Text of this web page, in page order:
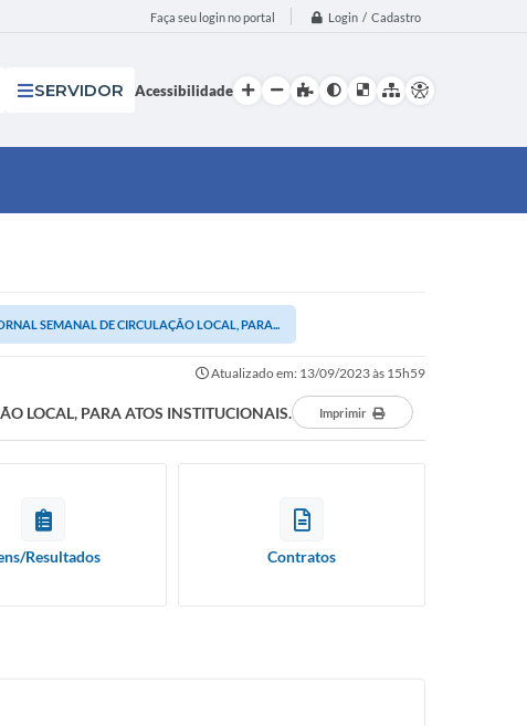
Faça seu login no portal Login / Cadastro
SERVIDOR Acessibilidade
SEMANAL DE CIRCULAÇÃO LOCAL, PARA...
Atualizado em: 13/09/2023 às 15h59
LOCAL, PARA ATOS INSTITUCIONAIS. Imprimir
Resultados Contratos